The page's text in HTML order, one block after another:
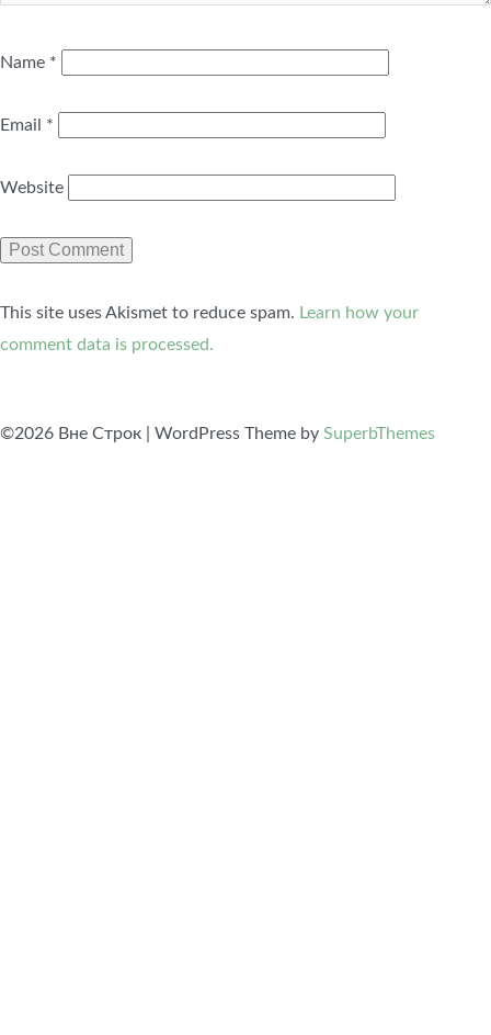
Name *
Email *
Website
This site uses Akismet to reduce spam. Learn how your
comment data is processed.
©2026 Вне Строк | WordPress Theme by SuperbThemes